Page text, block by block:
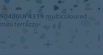
90400UP4319 multicoloured
mini terrazzo